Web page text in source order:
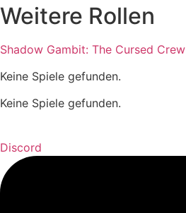
Weitere Rollen
Shadow Gambit: The Cursed Crew
Keine Spiele gefunden.
Keine Spiele gefunden.
Discord